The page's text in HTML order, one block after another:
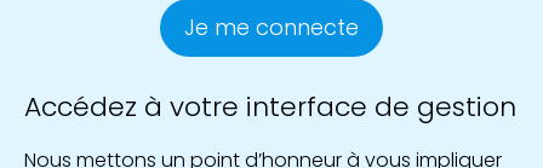
Je me connecte
Accédez à votre interface de gestion
Nous mettons un point d’honneur à vous impliquer